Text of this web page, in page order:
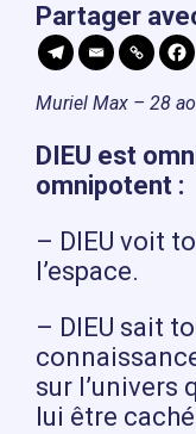
Partager
Muriel Max – 28
DIEU est
omnipotent :
– DIEU voit
l’espace.
– DIEU sait
sur l’univers
lui être